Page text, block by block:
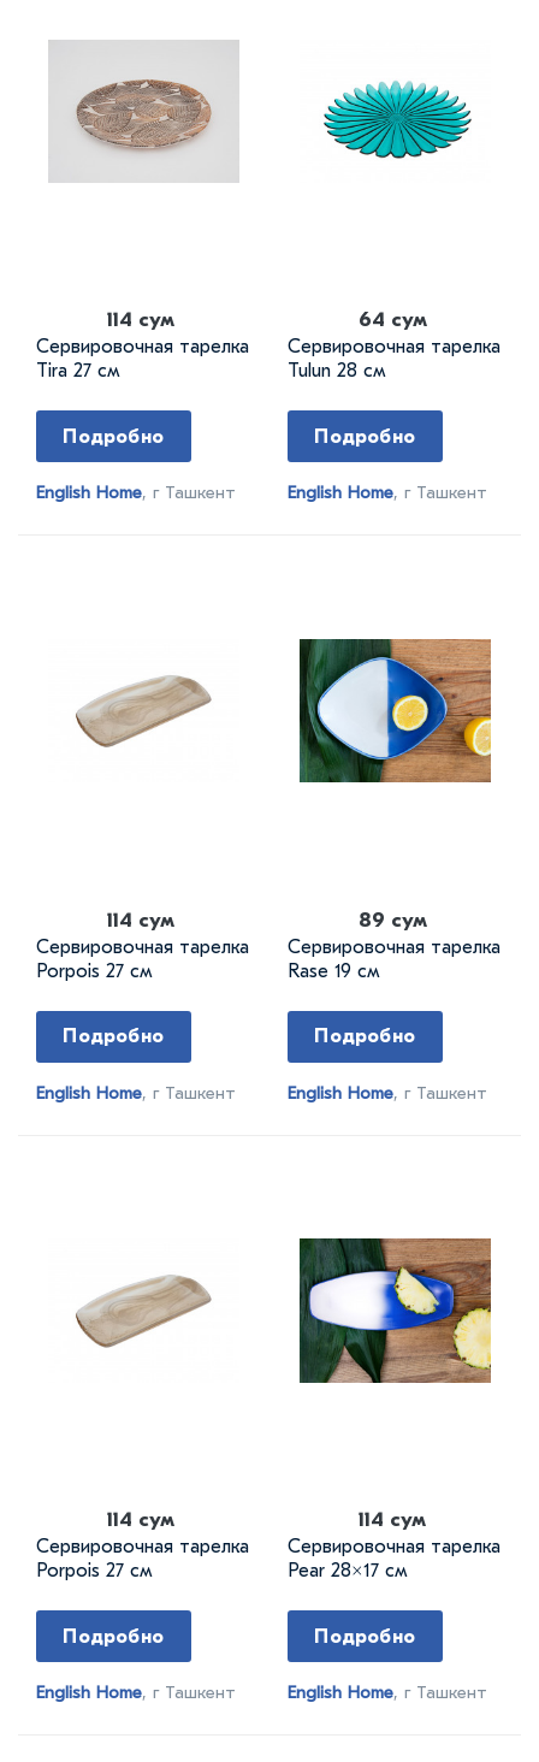
114 сум
Сервировочная тарелка
Tira 27 см
Подробно
English Home, г Ташкент
64 сум
Сервировочная тарелка
Tulun 28 см
Подробно
English Home, г Ташкент
114 сум
Сервировочная тарелка
Porpois 27 см
Подробно
English Home, г Ташкент
89 сум
Сервировочная тарелка
Rase 19 см
Подробно
English Home, г Ташкент
114 сум
Сервировочная тарелка
Porpois 27 см
Подробно
English Home, г Ташкент
114 сум
Сервировочная тарелка
Pear 28×17 см
Подробно
English Home, г Ташкент